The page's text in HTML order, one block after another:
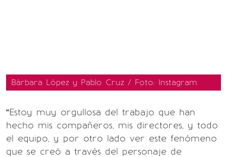
Bárbara López y Pablo Cruz / Foto: Instagram
“Estoy muy orgullosa del trabajo que han
hecho mis compañeros, mis directores, y todo
el equipo, y por otro lado ver este fenómeno
que se creó a través del personaje de